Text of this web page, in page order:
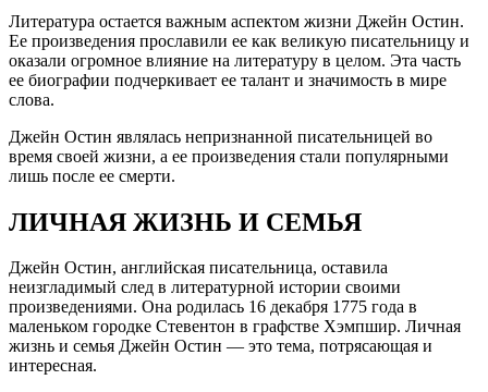
Литература остается важным аспектом жизни Джейн Остин.
Ее произведения прославили ее как великую писательницу и
оказали огромное влияние на литературу в целом. Эта часть
ее биографии подчеркивает ее талант и значимость в мире
слова.
Джейн Остин являлась непризнанной писательницей во
время своей жизни, а ее произведения стали популярными
лишь после ее смерти.
ЛИЧНАЯ ЖИЗНЬ И СЕМЬЯ
Джейн Остин, английская писательница, оставила
неизгладимый след в литературной истории своими
произведениями. Она родилась 16 декабря 1775 года в
маленьком городке Стевентон в графстве Хэмпшир. Личная
жизнь и семья Джейн Остин — это тема, потрясающая и
интересная.